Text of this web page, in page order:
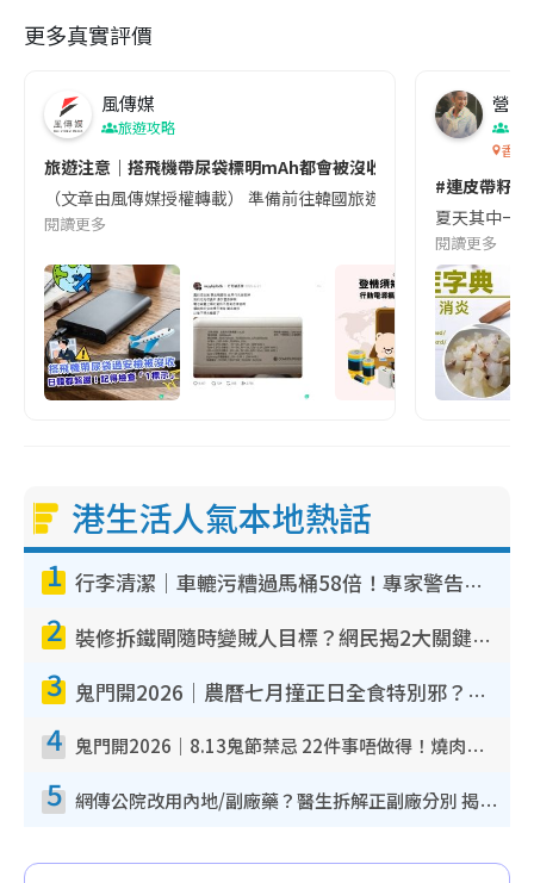
更多真實評價
風傳媒
旅遊攻略
旅遊注意｜搭飛機帶尿袋標明mAh都會被沒收😱出發前切記檢查
（文章由風傳媒授權轉載） 準備前往韓國旅遊的民眾，近期要
閱讀更多
營養
香港
#連皮帶籽
夏天其中一
閱讀更多
港生活人氣本地熱話
1 行李清潔｜車轆污糟過馬桶58倍！專家警告忌用酒精抹 教1招免污手除菌
2 裝修拆鐵閘隨時變賊人目標？網民揭2大關鍵用途：裝新式等於白裝？附新舊鐵閘分別
3 鬼門開2026｜農曆七月撞正日全食特別邪？專家警告切忌做一事！揭4大禁忌+2招保平安
4 鬼門開2026｜8.13鬼節禁忌 22件事唔做得！燒肉、刺身要少食？半夜勿吹口哨/打呢個電話
5 網傳公院改用內地/副廠藥？醫生拆解正副廠分別 揭4類人換藥隨時出事